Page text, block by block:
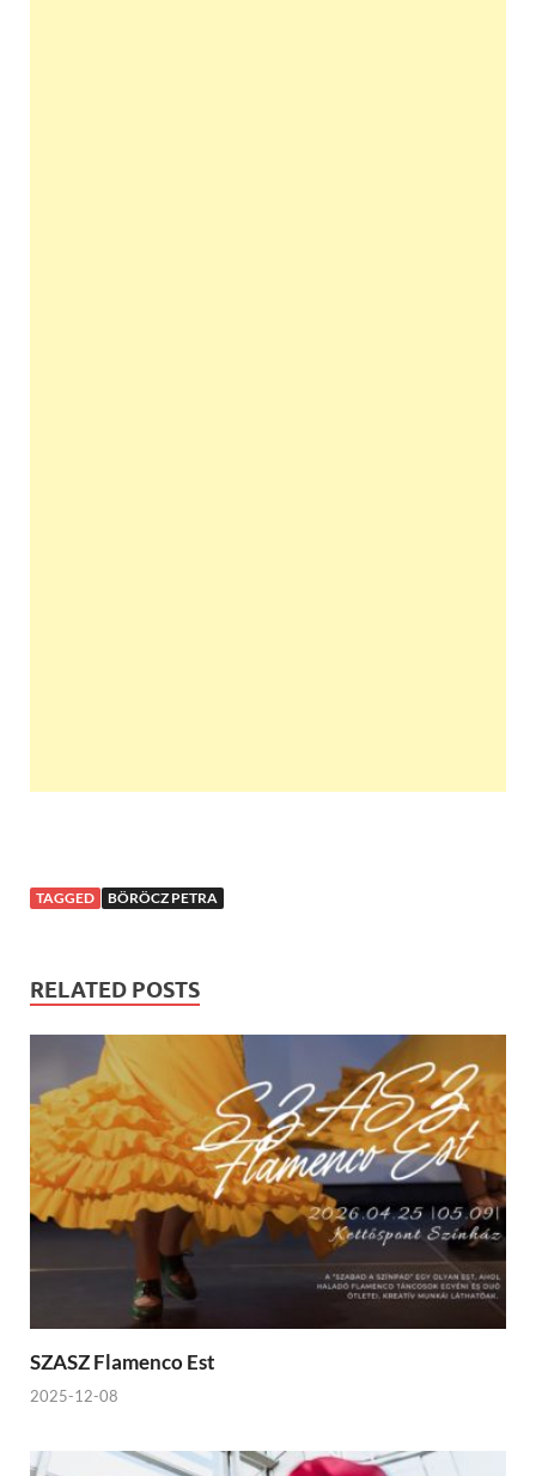
TAGGED BÖRÖCZ PETRA
RELATED POSTS
SZASZ Flamenco Est
2025-12-08